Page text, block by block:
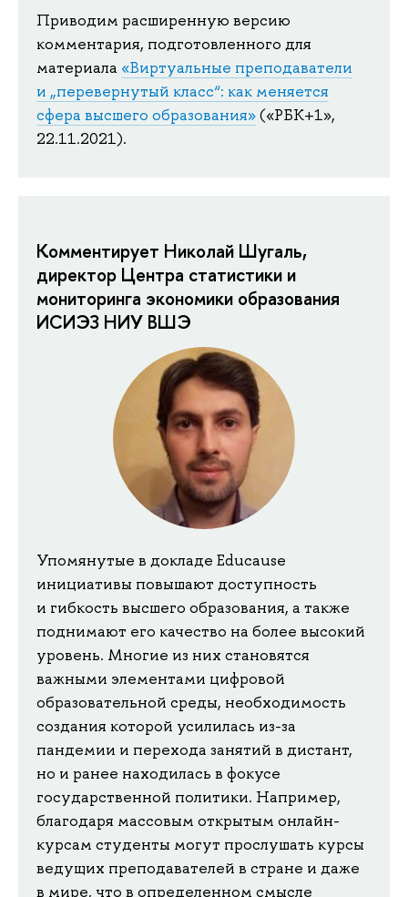
Приводим расширенную версию
комментария, подготовленного для
материала «Виртуальные преподаватели
и „перевернутый класс“: как меняется
сфера высшего образования»(«РБК+1»,
22.11.2021).
Комментирует Николай Шугаль,
директор Центра статистики и
мониторинга экономики образования
ИСИЭЗ НИУ ВШЭ
Упомянутые в докладе Educause
инициативы повышают доступность
и гибкость высшего образования, а также
поднимают его качество на более высокий
уровень. Многие из них становятся
важными элементами цифровой
образовательной среды, необходимость
создания которой усилилась из-за
пандемии и перехода занятий в дистант,
но и ранее находилась в фокусе
государственной политики. Например,
благодаря массовым открытым онлайн-
курсам студенты могут прослушать курсы
ведущих преподавателей в стране и даже
в мире, что в определенном смысле